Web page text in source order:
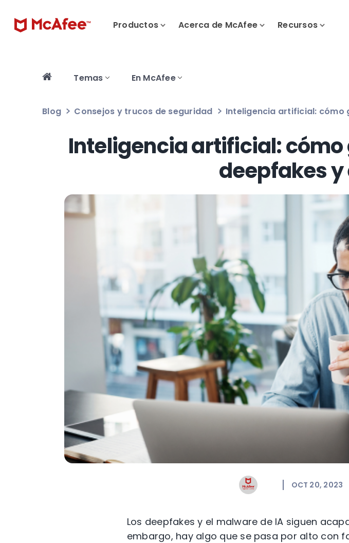
Productos Acerca de McAfee Recursos
Temas En McAfee
Blog Consejos y trucos de seguridad Inteligencia artificial: cómo
Inteligencia artificial:
deepfakes
OCT 20, 2023
Los deepfakes y el malware de IA siguen
embargo, hay algo que se pasa por alto con